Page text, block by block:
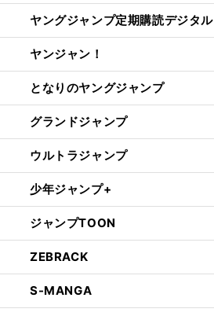
ヤングジャンプ定期購読デジタル
ヤンジャン！
となりのヤングジャンプ
グランドジャンプ
ウルトラジャンプ
少年ジャンプ+
ジャンプTOON
ZEBRACK
S-MANGA